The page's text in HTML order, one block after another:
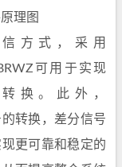
理图
方式，采用
可用于实现
换。此外，
转换，差分信号
更可靠和稳定的